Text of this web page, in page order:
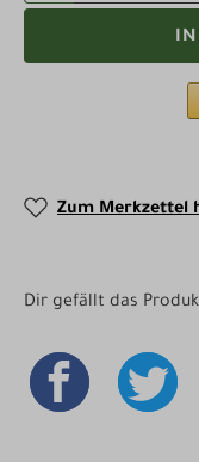
IN
Zum Merkzettel
Dir gefällt das